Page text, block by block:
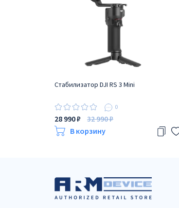
Стабилизатор DJI RS 3 Mini
0
28 990 ₽
32 990 ₽
В корзину